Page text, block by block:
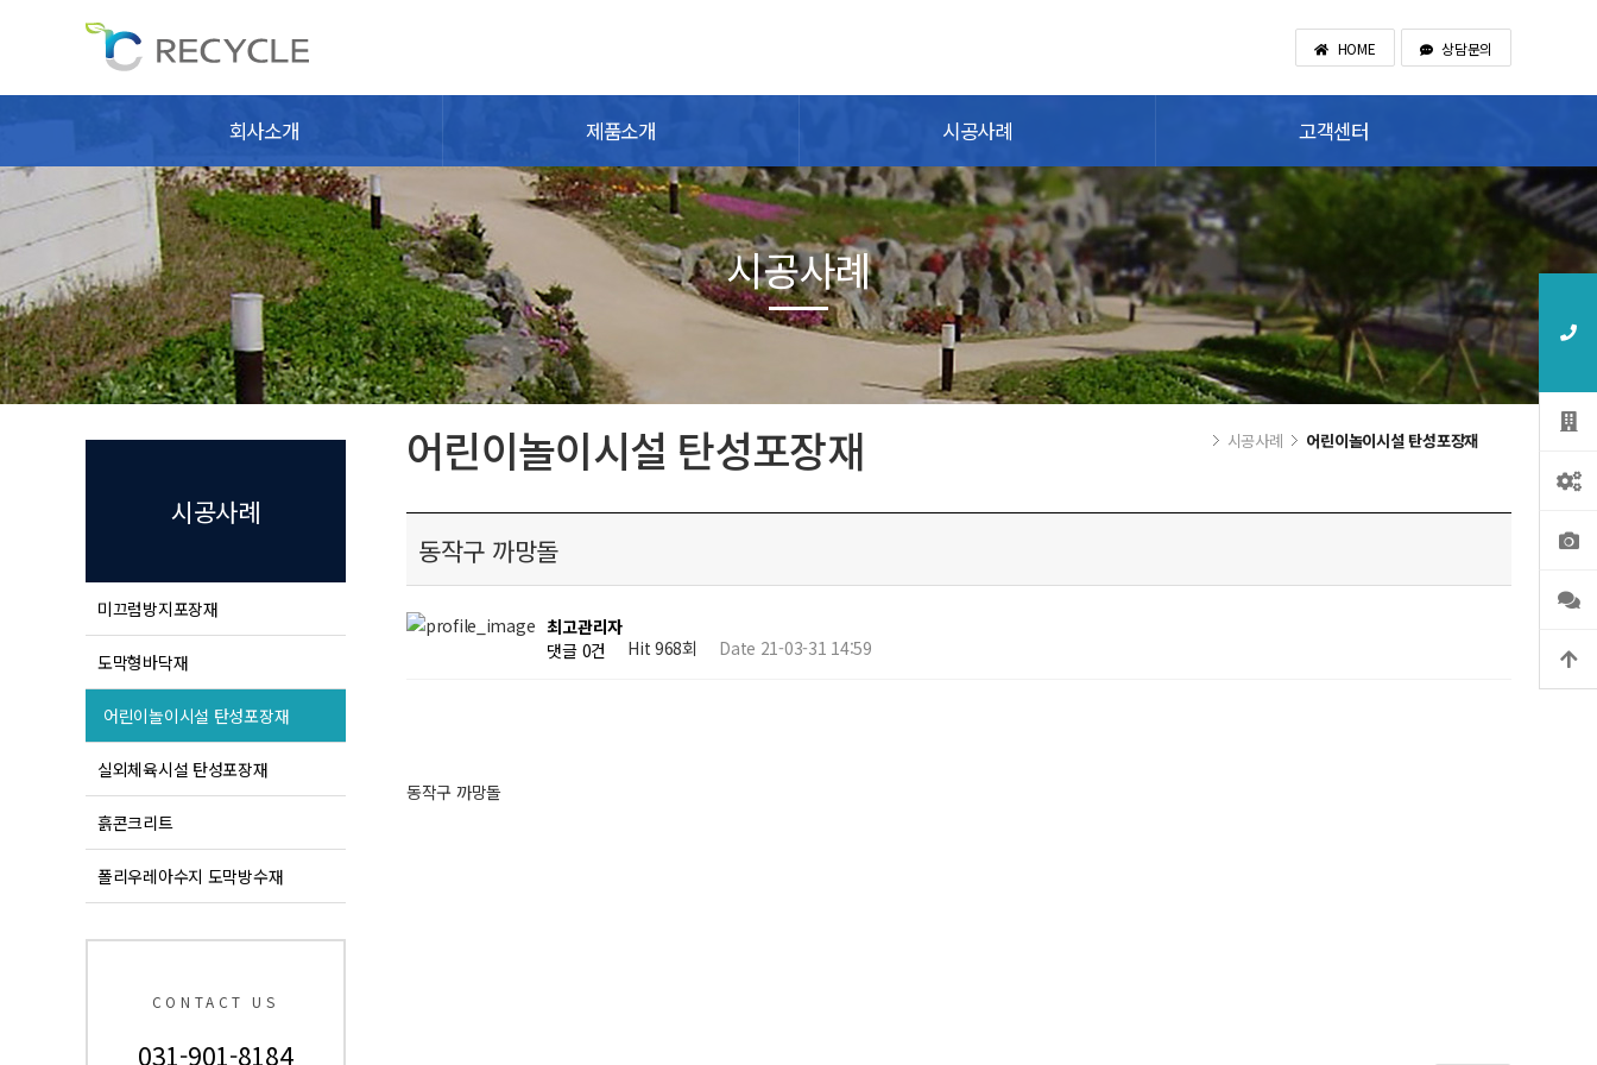
HOME 상담문의
회사소개 제품소개 시공사례 고객센터
시공사례
시공사례 어린이놀이시설 탄성포장재
시공사례
미끄럼방지포장재
도막형바닥재
어린이놀이시설 탄성포장재
실외체육시설 탄성포장재
흙콘크리트
폴리우레아수지 도막방수재
CONTACT US
031-901-8184
어린이놀이시설 탄성포장재
동작구 까망돌
최고관리자
댓글 0건
Hit 968회 Date 21-03-31 14:59
동작구 까망돌